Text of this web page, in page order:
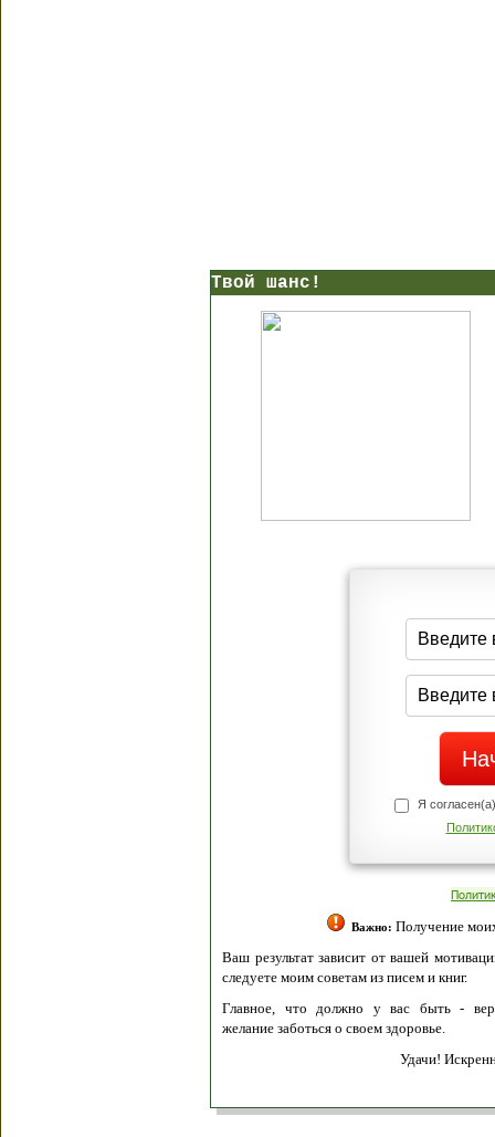
Твой шанс!
Я
Важно: Получение
Ваш результат зависит от вашей
следуете моим советам из писем и книг.
Главное, что должно у вас быть -
желание заботься о своем здоровье.
Удачи!